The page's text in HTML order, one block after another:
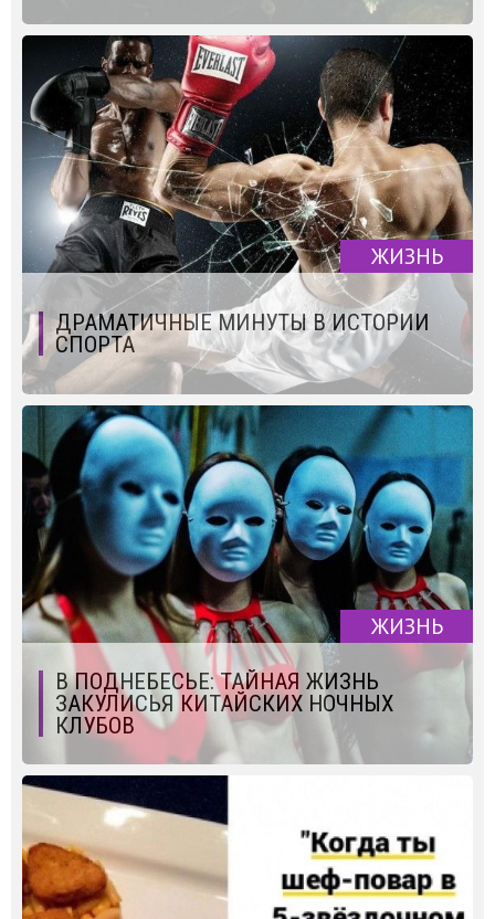
ЖИЗНЬ
ДРАМАТИЧНЫЕ МИНУТЫ В ИСТОРИИ
СПОРТА
ЖИЗНЬ
В ПОДНЕБЕСЬЕ: ТАЙНАЯ ЖИЗНЬ
ЗАКУЛИСЬЯ КИТАЙСКИХ НОЧНЫХ
КЛУБОВ